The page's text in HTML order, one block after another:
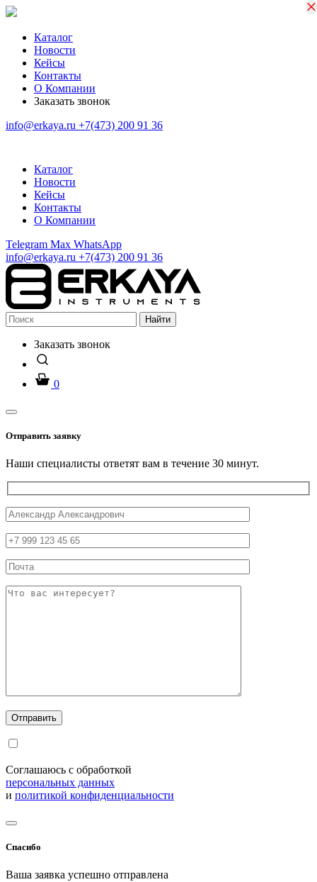
Каталог
Новости
Кейсы
Контакты
О Компании
Заказать звонок
info@erkaya.ru +7(473) 200 91 36
Каталог
Новости
Кейсы
Контакты
О Компании
Telegram Max WhatsApp
info@erkaya.ru +7(473) 200 91 36
Найти
Заказать звонок
0
Отправить заявку
Наши специалисты ответят вам в течение 30 минут.
Соглашаюсь с обработкой
персональных данных
и политикой конфиденциальности
Спасибо
Ваша заявка успешно отправлена
×
×